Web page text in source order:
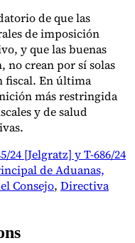
de que las
de imposición
y que las buenas
no crean por sí solas
fiscal. En última
más restringida
y de salud
24 [Jelgratz] y T-686/24
de Aduanas,
Consejo, Directiva